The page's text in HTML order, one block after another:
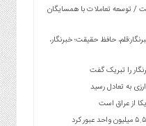
/ توسعه تعاملات با همسایگان
حافظ حقیقت؛ خبرنگار،
را تبریک گفت